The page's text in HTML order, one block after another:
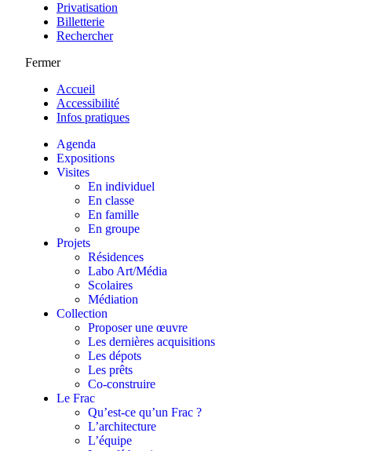
Privatisation
Billetterie
Rechercher
Fermer
Accueil
Accessibilité
Infos pratiques
Agenda
Expositions
Visites
En individuel
En classe
En famille
En groupe
Projets
Résidences
Labo Art/Média
Scolaires
Médiation
Collection
Proposer une œuvre
Les dernières acquisitions
Les dépots
Les prêts
Co-construire
Le Frac
Qu’est-ce qu’un Frac ?
L’architecture
L’équipe